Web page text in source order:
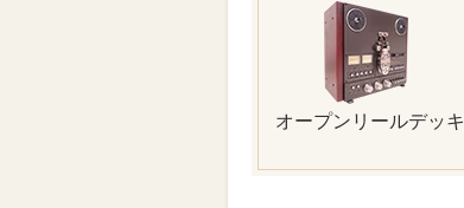
オープンリールデッキ